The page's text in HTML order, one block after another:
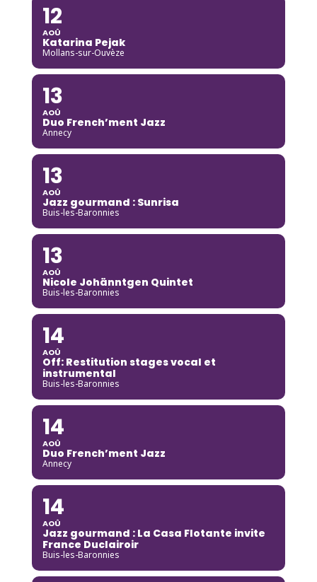
12
AOÛ
Katarina Pejak
Mollans-sur-Ouvèze
13
AOÛ
Duo French’ment Jazz
Annecy
13
AOÛ
Jazz gourmand : Sunrisa
Buis-les-Baronnies
13
AOÛ
Nicole Johänntgen Quintet
Buis-les-Baronnies
14
AOÛ
Off: Restitution stages vocal et
instrumental
Buis-les-Baronnies
14
AOÛ
Duo French’ment Jazz
Annecy
14
AOÛ
Jazz gourmand : La Casa Flotante invite
France Duclairoir
Buis-les-Baronnies